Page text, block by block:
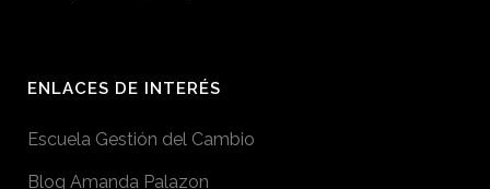
ENLACES DE INTERÉS
Escuela Gestión del Cambio
Blog Amanda Palazon